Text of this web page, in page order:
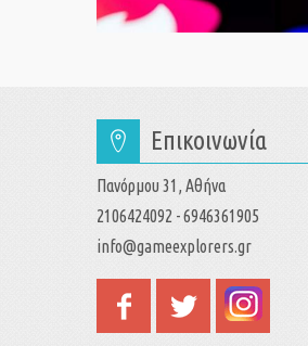
Επικοινωνία
Πανόρμου 31, Αθήνα
2106424092 - 6946361905
info@gameexplorers.gr